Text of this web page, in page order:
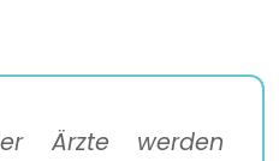
Ärzte werden